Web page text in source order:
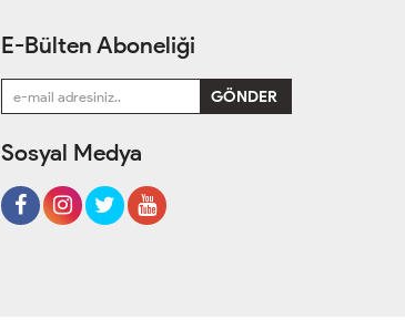
E-Bülten Aboneliği
Sosyal Medya